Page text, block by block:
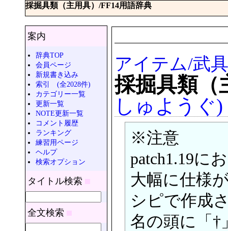
採掘具類（主用具）/FF14用語辞典
案内
辞典TOP
会員ページ
新規書き込み
索引 (全2028件)
カテゴリー一覧
更新一覧
NOTE更新一覧
コメント履歴
ランキング
練習用ページ
ヘルプ
検索オプション
タイトル検索
全文検索
アイテム/武
採掘具類（
しゅようぐ)
※注意
patch1.19に
大幅に仕様
シピで作成
名の頭に「†